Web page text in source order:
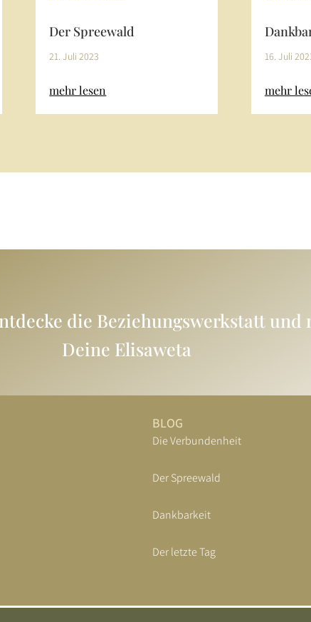
Der Spreewald
21. Juli 2023
mehr lesen
16. Juli
mehr
die Beziehungswerkstatt und
Deine Elisaweta
BLOG
Die Verbundenheit
Der Spreewald
Dankbarkeit
Der letzte Tag